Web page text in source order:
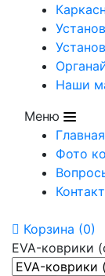
Наши
Меню
Главная
Фото
Корзина (0)
EVA-коврики